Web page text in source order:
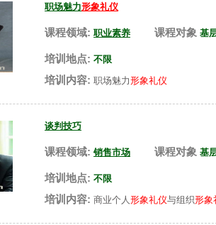
职场魅力形象礼仪
课程领域: 职业素养 课程对象 基
培训地点: 不限
培训内容: 职场魅力形象礼仪
谈判技巧
课程领域: 销售市场 课程对象 基
培训地点: 不限
培训内容: 商业个人形象礼仪与组织形象